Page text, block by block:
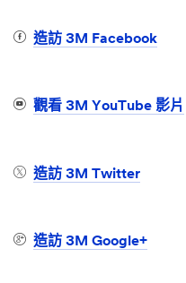
造訪 3M Facebook
觀看 3M YouTube 影片
造訪 3M Twitter
造訪 3M Google+